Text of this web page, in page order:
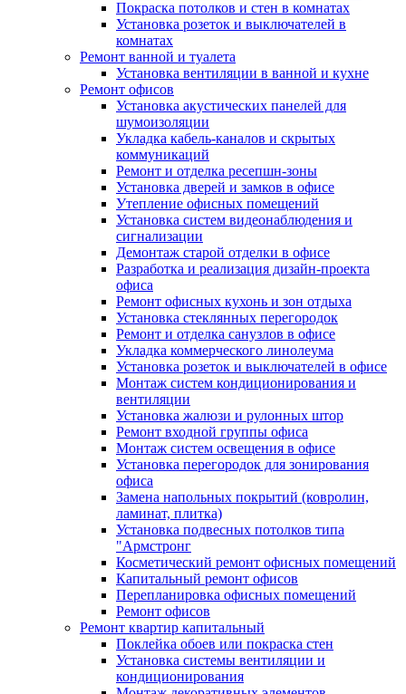
Покраска потолков и стен в комнатах
Установка розеток и выключателей в
комнатах
Ремонт ванной и туалета
Установка вентиляции в ванной и кухне
Ремонт офисов
Установка акустических панелей для
шумоизоляции
Укладка кабель-каналов и скрытых
коммуникаций
Ремонт и отделка ресепшн-зоны
Установка дверей и замков в офисе
Утепление офисных помещений
Установка систем видеонаблюдения и
сигнализации
Демонтаж старой отделки в офисе
Разработка и реализация дизайн-проекта
офиса
Ремонт офисных кухонь и зон отдыха
Установка стеклянных перегородок
Ремонт и отделка санузлов в офисе
Укладка коммерческого линолеума
Установка розеток и выключателей в офисе
Монтаж систем кондиционирования и
вентиляции
Установка жалюзи и рулонных штор
Ремонт входной группы офиса
Монтаж систем освещения в офисе
Установка перегородок для зонирования
офиса
Замена напольных покрытий (ковролин,
ламинат, плитка)
Установка подвесных потолков типа
"Армстронг
Косметический ремонт офисных помещений
Капитальный ремонт офисов
Перепланировка офисных помещений
Ремонт офисов
Ремонт квартир капитальный
Поклейка обоев или покраска стен
Установка системы вентиляции и
кондиционирования